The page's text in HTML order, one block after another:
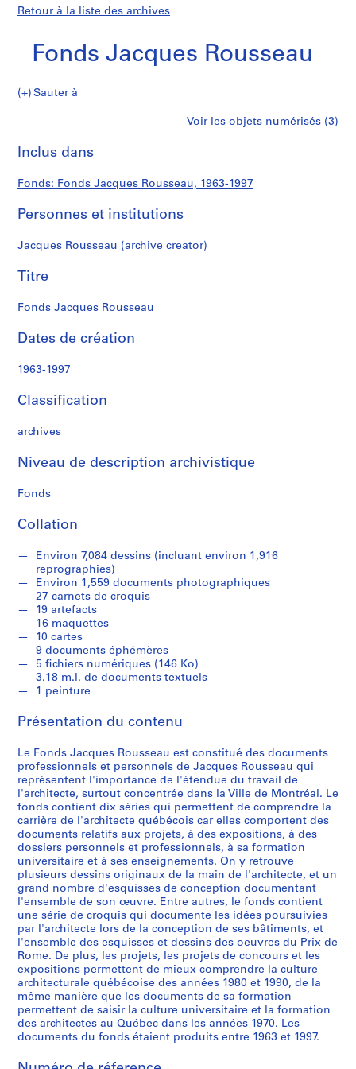
Retour à la liste des archives
Fonds Jacques Rousseau
Fonds
Sauter à
i
(
s
:
a
n
t
e
r
o
u
s
1
8
2
-
1
9
9
7
AP066.S1
é
i
e
(
s
)
:
P
r
o
j
e
t
s
e
t
r
é
a
Jacques
Rousseau
Voir les objets numérisés (3)
Inclus dans
Fonds: Fonds Jacques Rousseau, 1963-1997
Personnes et institutions
Jacques Rousseau (archive creator)
Titre
Fonds Jacques Rousseau
Dates de création
1963-1997
Classification
archives
Niveau de description archivistique
Fonds
Collation
Environ 7,084 dessins (incluant environ 1,916
reprographies)
Environ 1,559 documents photographiques
27 carnets de croquis
19 artefacts
16 maquettes
10 cartes
9 documents éphémères
5 fichiers numériques (146 Ko)
3.18 m.l. de documents textuels
1 peinture
Présentation du contenu
Le Fonds Jacques Rousseau est constitué des documents
professionnels et personnels de Jacques Rousseau qui
représentent l'importance de l'étendue du travail de
l'architecte, surtout concentrée dans la Ville de Montréal. Le
fonds contient dix séries qui permettent de comprendre la
carrière de l'architecte québécois car elles comportent des
documents relatifs aux projets, à des expositions, à des
dossiers personnels et professionnels, à sa formation
universitaire et à ses enseignements. On y retrouve
plusieurs dessins originaux de la main de l'architecte, et un
grand nombre d'esquisses de conception documentant
l'ensemble de son œuvre. Entre autres, le fonds contient
une série de croquis qui documente les idées poursuivies
par l'architecte lors de la conception de ses bâtiments, et
l'ensemble des esquisses et dessins des oeuvres du Prix de
Rome. De plus, les projets, les projets de concours et les
expositions permettent de mieux comprendre la culture
architecturale québécoise des années 1980 et 1990, de la
même manière que les documents de sa formation
permettent de saisir la culture universitaire et la formation
des architectes au Québec dans les années 1970. Les
documents du fonds étaient produits entre 1963 et 1997.